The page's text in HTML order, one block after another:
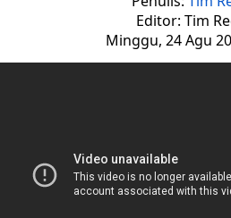
Editor: Tim
Minggu, 24 Agu